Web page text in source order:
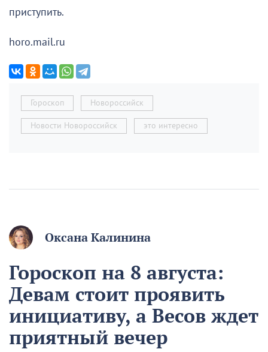
приступить.
horo.mail.ru
Гороскоп Новороссийск
Новости Новороссийск это интересно
Оксана Калинина
Гороскоп на 8 августа:
Девам стоит проявить
инициативу, а Весов ждет
приятный вечер